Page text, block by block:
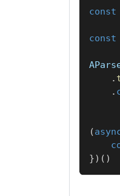
const
const
.
.
(
}) ( )